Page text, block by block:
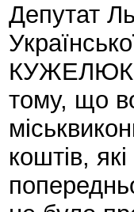
Депутат
КУЖЕЛЮК
тому, що
коштів,